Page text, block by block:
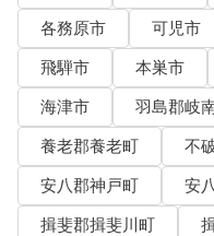
各務原市
可児市
飛騨市
本巣市
海津市
羽島郡岐
養老郡養老町
不
安八郡神戸町
安
揖斐郡揖斐川町